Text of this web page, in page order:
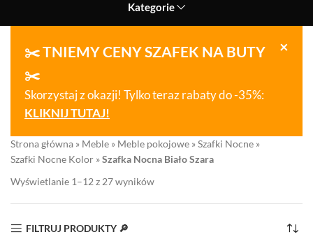
Kategorie
×
✂️ TNIEMY CENY SZAFEK NA BUTY
✂️
Skorzystaj z okazji! Tylko teraz rabaty do -35%:
KLIKNIJ TUTAJ!
Strona główna » Meble » Meble pokojowe »Szafki Nocne »
Szafki Nocne Kolor »Szafka Nocna Biało Szara
Wyświetlanie 1–12 z 27 wyników
FILTRUJ PRODUKTY 🔎